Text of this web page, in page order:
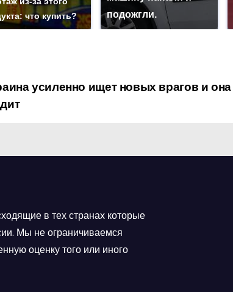
что купить?
подожгли.
усиленно ищет новых врагов и
в тех странах которые
Мы не ограничиваемся
оценку того или иного